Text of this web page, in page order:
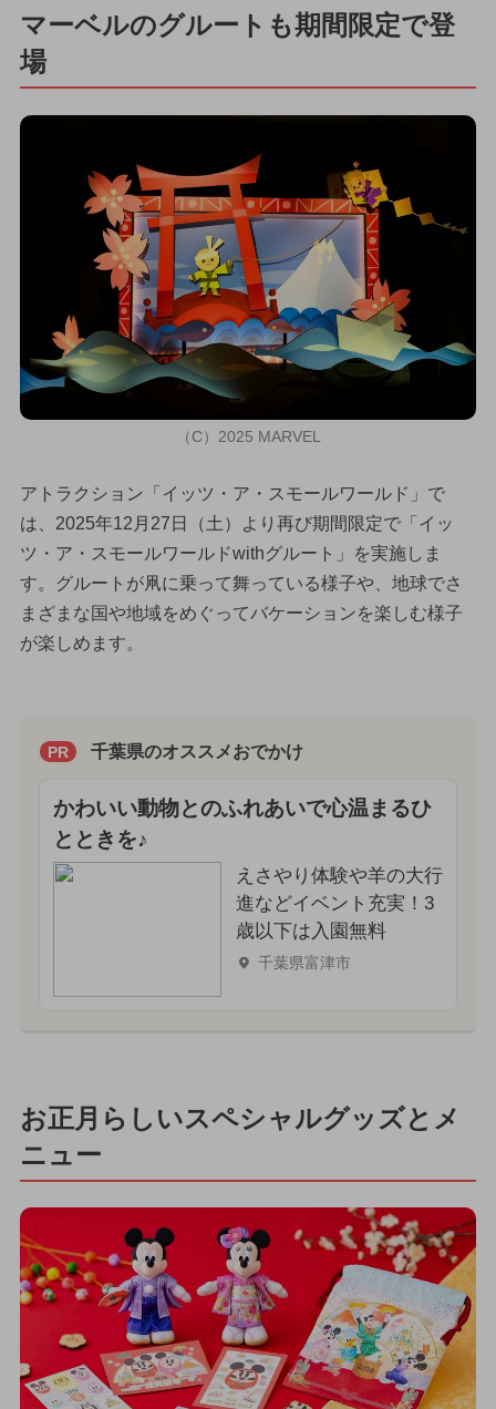
マーベルのグルートも期間限定で登
場
（C）2025 MARVEL
アトラクション「イッツ・ア・スモールワールド」で
は、2025年12月27日（土）より再び期間限定で「イッ
ツ・ア・スモールワールドwithグルート」を実施しま
す。グルートが凧に乗って舞っている様子や、地球でさ
まざまな国や地域をめぐってバケーションを楽しむ様子
が楽しめます。
PR 千葉県のオススメおでかけ
かわいい動物とのふれあいで心温まるひ
とときを♪
えさやり体験や羊の大行
進などイベント充実！3
歳以下は入園無料
千葉県富津市
お正月らしいスペシャルグッズとメ
ニュー